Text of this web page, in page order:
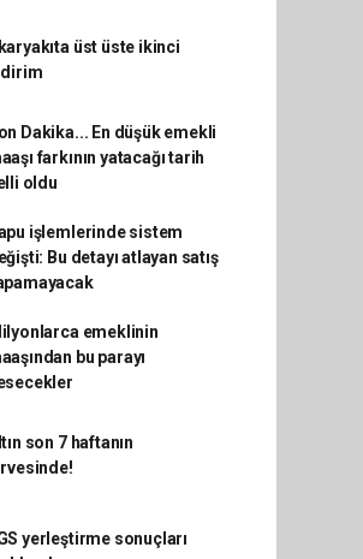
üst üste ikinci
Dakika... En düşük emekli
farkının yatacağı tarih
oldu
işlemlerinde sistem
Bu detayı atlayan satış
emeklinin
bu parayı
son 7 haftanın
yerleştirme sonuçları